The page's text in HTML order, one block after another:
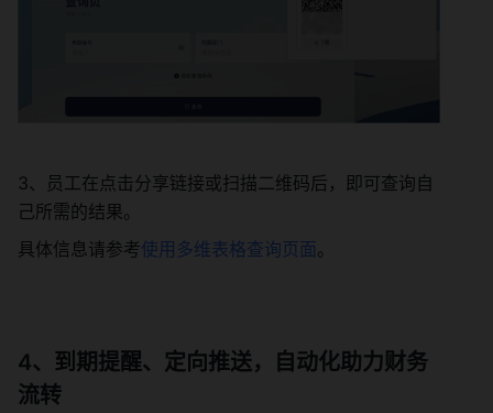
3、员工在点击分享链接或扫描二维码后，即可查询自
己所需的结果。
具体信息请参考使用多维表格查询页面。
4、到期提醒、定向推送，自动化助力财务
流转